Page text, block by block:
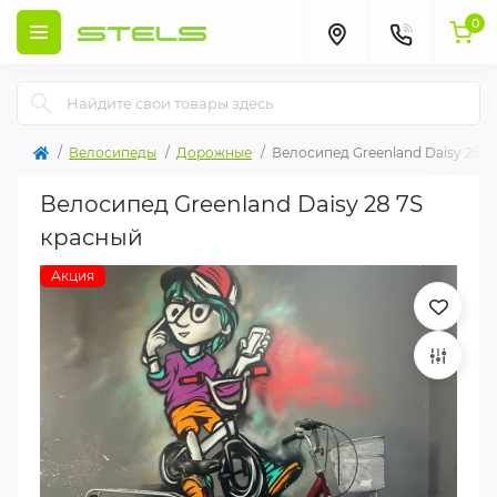
0
Велосипеды Дорожные Велосипед Greenland Daisy 28
Велосипед Greenland Daisy 28 7S
красный
Акция